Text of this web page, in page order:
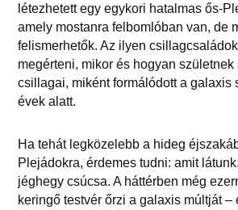
létezhetett egy egykori hatalmas ős-
amely mostanra felbomlóban van, de
felismerhetők. Az ilyen
megérteni, mikor és hogyan születnek
csillagai, miként formálódott a galaxis
évek alatt.
Ha tehát legközelebb a hideg
Plejádokra, érdemes tudni: amit
jéghegy csúcsa. A háttérben még
keringő testvér őrzi a galaxis múltját –